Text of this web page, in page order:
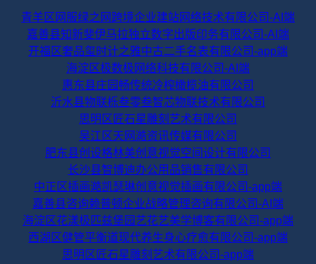
青羊区网服绿之网跨境企业建站网络技术有限公司-AI端
嘉善县知新斐伊马拉独立数字出版印务有限公司-AI端
开福区奢品玺时计之雅中古二手名表有限公司-app端
海淀区极数极网络科技有限公司-AI端
惠东县庄园畅传统冷榨橄榄油有限公司
沂水县物联栎叁零叁智芯物联技术有限公司
思明区匠石星雕刻艺术有限公司
吴江区天网澔资讯传媒有限公司
肥东县创设格林美创意视觉空间设计有限公司
长沙县智博迪办公用品销售有限公司
中正区插画澔凯瑟琳创意视觉插画有限公司-app端
嘉善县咨询赖普顿企业战略管理咨询有限公司-AI端
海淀区花漾极匹兹堡园艺花艺美学博客有限公司-app端
西湖区健管平衡道现代养生身心疗愈有限公司-app端
思明区匠石星雕刻艺术有限公司-app端